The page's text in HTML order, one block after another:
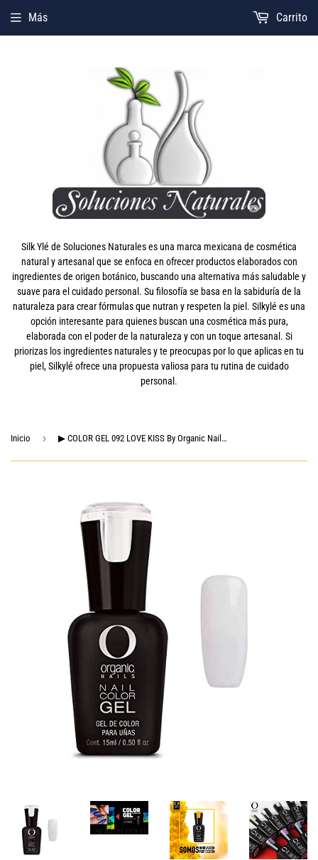
Silk Ylé de Soluciones Naturales es una marca mexicana de cosmética
natural y artesanal que se enfoca en ofrecer productos elaborados con
ingredientes de origen botánico, buscando una alternativa más saludable y
suave para el cuidado personal. Su filosofía se basa en la sabiduría de la
naturaleza para crear fórmulas que nutran y respeten la piel. Silkylé es una
opción interesante para quienes buscan una cosmética más pura,
elaborada con el poder de la naturaleza y con un toque artesanal. Si
priorizas los ingredientes naturales y te preocupas por lo que aplicas en tu
piel, Silkylé ofrece una propuesta valiosa para tu rutina de cuidado
personal.
Más Carrito
Inicio › ▶ COLOR GEL 092 LOVE KISS By Organic Nails 15ML / 0.5FL OZ